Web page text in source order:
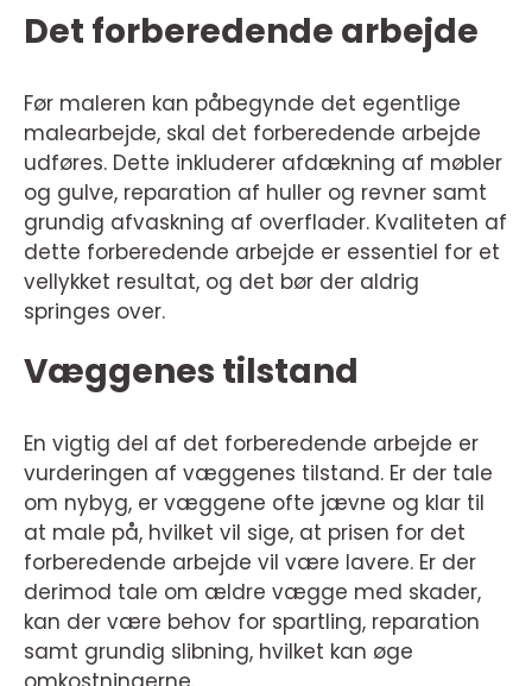
Det forberedende arbejde
Før maleren kan påbegynde det egentlige
malearbejde, skal det forberedende arbejde
udføres. Dette inkluderer afdækning af møbler
og gulve, reparation af huller og revner samt
grundig afvaskning af overflader. Kvaliteten af
dette forberedende arbejde er essentiel for et
vellykket resultat, og det bør der aldrig
springes over.
Væggenes tilstand
En vigtig del af det forberedende arbejde er
vurderingen af væggenes tilstand. Er der tale
om nybyg, er væggene ofte jævne og klar til
at male på, hvilket vil sige, at prisen for det
forberedende arbejde vil være lavere. Er der
derimod tale om ældre vægge med skader,
kan der være behov for spartling, reparation
samt grundig slibning, hvilket kan øge